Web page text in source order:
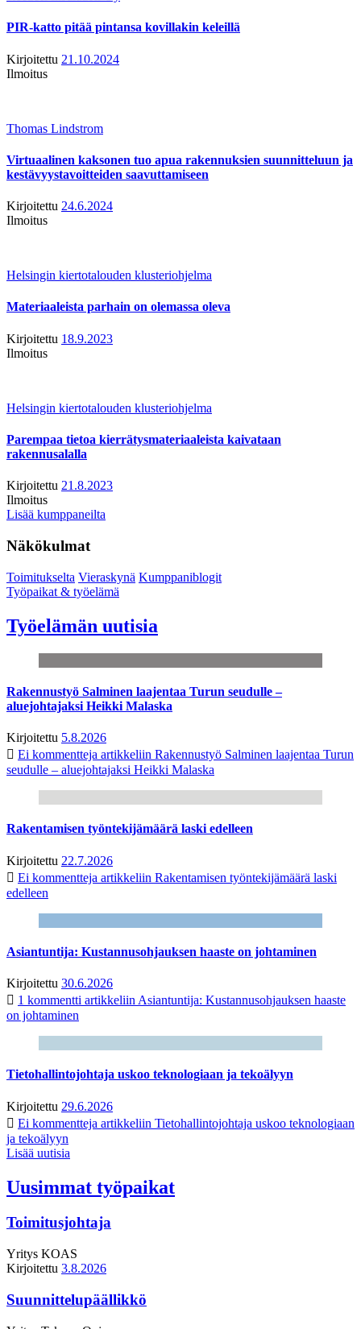
PIR-katto pitää pintansa kovillakin keleillä
Kirjoitettu 21.10.2024
Ilmoitus
Thomas Lindstrom
Virtuaalinen kaksonen tuo apua rakennuksien suunnitteluun ja
kestävyystavoitteiden saavuttamiseen
Kirjoitettu 24.6.2024
Ilmoitus
Helsingin kiertotalouden klusteriohjelma
Materiaaleista parhain on olemassa oleva
Kirjoitettu 18.9.2023
Ilmoitus
Helsingin kiertotalouden klusteriohjelma
Parempaa tietoa kierrätysmateriaaleista kaivataan
rakennusalalla
Kirjoitettu 21.8.2023
Ilmoitus
Lisää kumppaneilta
Näkökulmat
Toimitukselta Vieraskynä Kumppaniblogit
Työpaikat & työelämä
Työelämän uutisia
Rakennustyö Salminen laajentaa Turun seudulle –
aluejohtajaksi Heikki Malaska
Kirjoitettu 5.8.2026
Ei kommentteja artikkeliin Rakennustyö Salminen laajentaa Turun
seudulle – aluejohtajaksi Heikki Malaska
Rakentamisen työntekijämäärä laski edelleen
Kirjoitettu 22.7.2026
Ei kommentteja artikkeliin Rakentamisen työntekijämäärä laski
edelleen
Asiantuntija: Kustannusohjauksen haaste on johtaminen
Kirjoitettu 30.6.2026
1 kommentti artikkeliin Asiantuntija: Kustannusohjauksen haaste
on johtaminen
Tietohallintojohtaja uskoo teknologiaan ja tekoälyyn
Kirjoitettu 29.6.2026
Ei kommentteja artikkeliin Tietohallintojohtaja uskoo teknologiaan
ja tekoälyyn
Lisää uutisia
Uusimmat työpaikat
Toimitusjohtaja
Yritys KOAS
Kirjoitettu 3.8.2026
Suunnittelupäällikkö